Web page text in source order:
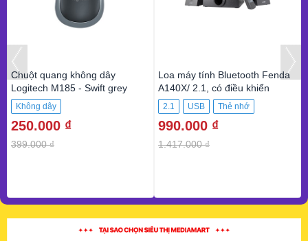
Chuột quang không dây
Logitech M185 - Swift grey
Không dây
250.000 ₫
399.000 ₫
Loa máy tính Bluetooth Fenda
A140X/ 2.1, có điều khiển
2.1 USB
Thẻ nhớ
Bluetooth
990.000 ₫
1.417.000 ₫